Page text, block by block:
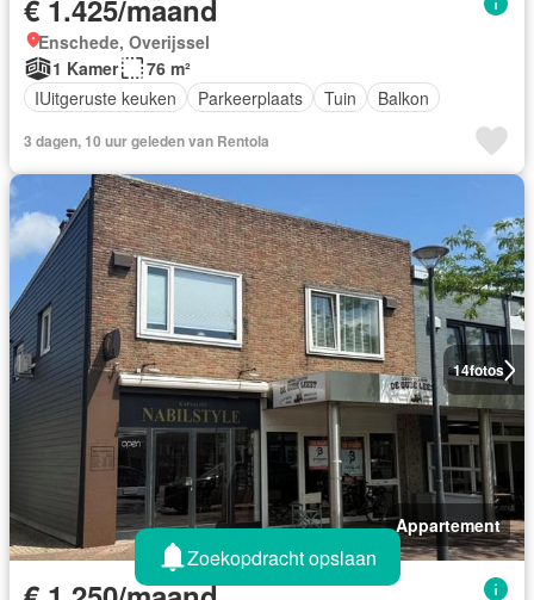
€ 1.425/maand
Enschede, Overijssel
1 Kamer
76 m²
IUitgeruste keuken
Parkeerplaats Tuin Balkon
3 dagen, 10 uur geleden van Rentola
14fotos
Appartement
Zoekopdracht opslaan